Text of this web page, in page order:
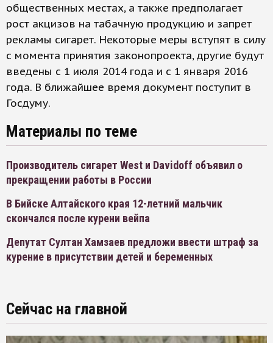
общественных местах, а также предполагает
рост акцизов на табачную продукцию и запрет
рекламы сигарет. Некоторые меры вступят в силу
с момента принятия законопроекта, другие будут
введены с 1 июля 2014 года и с 1 января 2016
года. В ближайшее время документ поступит в
Госдуму.
Материалы по теме
Производитель сигарет West и Davidoff объявил о
прекращении работы в России
В Бийске Алтайского края 12-летний мальчик
скончался после курени вейпа
Депутат Султан Хамзаев предложи ввести штраф за
курение в присутствии детей и беременных
Сейчас на главной